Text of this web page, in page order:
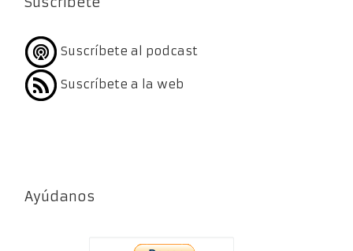
Suscríbete al podcast
Suscríbete a la web
Ayúdanos